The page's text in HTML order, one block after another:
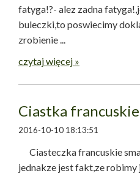
fatyga!?- alez zadna
buleczki,to poswiecimy
zrobienie ...
czytaj więcej »
Ciastka
2016-10-10 18:13:51
Ciasteczka francuskie
jednakze jest fakt,ze robimy